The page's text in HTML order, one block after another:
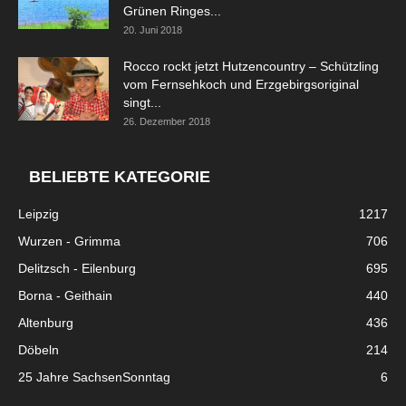
Grünen Ringes...
20. Juni 2018
Rocco rockt jetzt Hutzencountry – Schützling
vom Fernsehkoch und Erzgebirgsoriginal
singt...
26. Dezember 2018
BELIEBTE KATEGORIE
Leipzig
1217
Wurzen - Grimma
706
Delitzsch - Eilenburg
695
Borna - Geithain
440
Altenburg
436
Döbeln
214
25 Jahre SachsenSonntag
6